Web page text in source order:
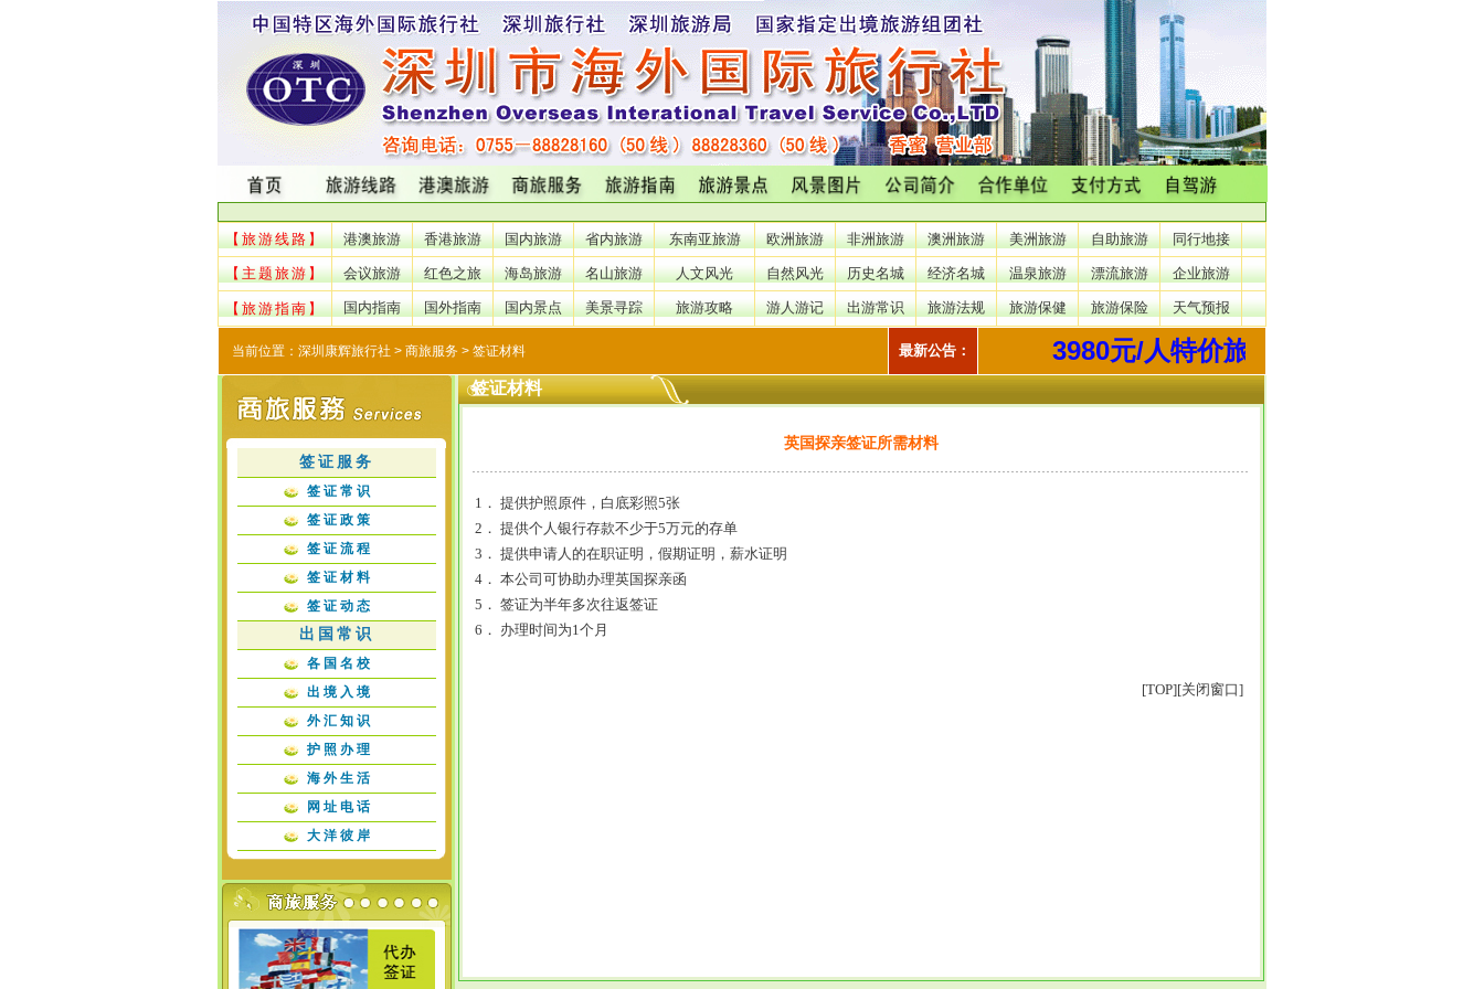
【旅游线路】 港澳旅游 香港旅游 国内旅游 省内旅游 东南亚旅游 欧洲旅游 非洲旅游 澳洲旅游 美洲旅游 自助旅游 同行地接
【主题旅游】 会议旅游 红色之旅 海岛旅游 名山旅游 人文风光 自然风光 历史名城 经济名城 温泉旅游 漂流旅游 企业旅游
【旅游指南】 国内指南 国外指南 国内景点 美景寻踪 旅游攻略 游人游记 出游常识 旅游法规 旅游保健 旅游保险 天气预报
当前位置： 深圳康辉旅行社 > 商旅服务 > 签证材料 最新公告： 3980元/人特价旅游西藏开始了，3
签证服务
签证常识
签证政策
签证流程
签证材料
签证动态
出国常识
各国名校
出境入境
外汇知识
护照办理
海外生活
网址电话
大洋彼岸
签证材料
英国探亲签证所需材料
1． 提供护照原件，白底彩照5张
2． 提供个人银行存款不少于5万元的存单
3． 提供申请人的在职证明，假期证明，薪水证明
4． 本公司可协助办理英国探亲函
5． 签证为半年多次往返签证
6． 办理时间为1个月
[TOP][关闭窗口]